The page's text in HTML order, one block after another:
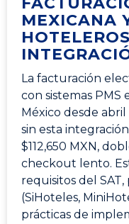
MEXICANA
La facturación
con sistemas PMS
México desde
sin esta
$112,650 MXN,
checkout lento.
requisitos del
(SiHoteles,
prácticas de